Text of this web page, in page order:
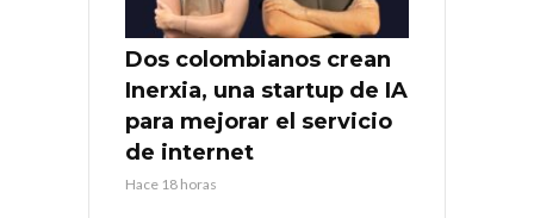
Dos colombianos crean
Inerxia, una startup de IA
para mejorar el servicio
de internet
Hace 18 horas